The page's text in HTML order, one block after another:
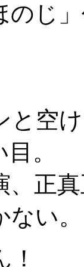
じ
と空
。
正真
い。